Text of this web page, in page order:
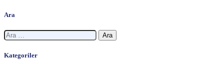
Ara
Arama:
Kategoriler